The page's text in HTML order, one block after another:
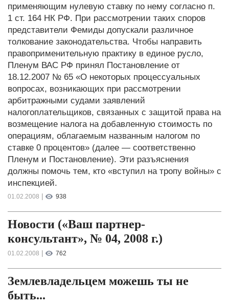
применяющим нулевую ставку по нему согласно п.
1 ст. 164 НК РФ. При рассмотрении таких споров
представители Фемиды допускали различное
толкование законодательства. Чтобы направить
правоприменительную практику в единое русло,
Пленум ВАС РФ принял Постановление от
18.12.2007 № 65 «О некоторых процессуальных
вопросах, возникающих при рассмотрении
арбитражными судами заявлений
налогоплательщиков, связанных с защитой права на
возмещение налога на добавленную стоимость по
операциям, облагаемым названным налогом по
ставке 0 процентов» (далее — соответственно
Пленум и Постановление). Эти разъяснения
должны помочь тем, кто «вступил на тропу войны» с
инспекцией.
01.02.2008 | 938
Новости («Ваш партнер-
консультант», № 04, 2008 г.)
01.02.2008 | 762
Землевладельцем можешь ты не
быть...